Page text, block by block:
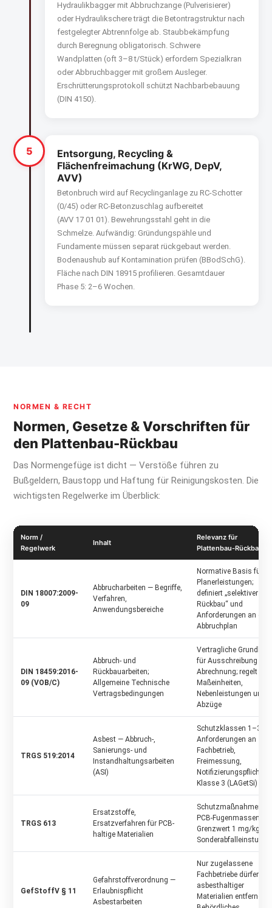
Hydraulikbagger mit Abbruchzange (Pulverisierer)
oder Hydraulikschere trägt die Betontragstruktur nach
festgelegter Abtrennfolge ab. Staubbekämpfung
durch Beregnung obligatorisch. Schwere
Wandplatten (oft 3–8 t/Stück) erfordern Spezialkran
oder Abbruchbagger mit großem Ausleger.
Erschrütterungsprotokoll schützt Nachbarbebauung
(DIN 4150).
5
Entsorgung, Recycling &
Flächenfreimachung (KrWG, DepV,
AVV)
Betonbruch wird auf Recyclinganlage zu RC-Schotter
(0/45) oder RC-Beton­zuschlag aufbereitet
(AVV 17 01 01). Bewehrungsstahl geht in die
Schmelze. Aufwändig: Gründungspähle und
Fundamente müssen separat rückgebaut werden.
Bodenaushub auf Kontamination prüfen (BBodSchG).
Fläche nach DIN 18915 profilieren. Gesamtdauer
Phase 5: 2–6 Wochen.
NORMEN & RECHT
Normen, Gesetze & Vorschriften für
den Plattenbau-Rückbau
Das Normengefüge ist dicht — Verstöße führen zu
Bußgeldern, Baustopp und Haftung für Reinigungs­kosten. Die
wichtigsten Regelwerke im Überblick:
Norm /
Regelwerk
Inhalt
Relevanz für
Plattenbau-Rückbau
DIN 18007:2009-
09
Abbrucharbeiten — Begriffe,
Verfahren,
Anwendungsbereiche
Normative Basis für
Planerleistungen;
definiert „selektiver
Rückbau“ und
Anforderungen an den
Abbruchplan
DIN 18459:2016-
09 (VOB/C)
Abbruch- und
Rückbauarbeiten;
Allgemeine Technische
Vertragsbedingungen
Vertragliche Grundlage
für Ausschreibung und
Abrechnung; regelt
Maßeinheiten,
Nebenleistungen und
Abzüge
TRGS 519:2014
Asbest — Abbruch-,
Sanierungs- und
Instandhaltungsarbeiten
(ASI)
Schutzklassen 1–3,
Anforderungen an
Fachbetrieb,
Freimessung,
Notifizierungspflicht
Klasse 3 (LAGetSi)
TRGS 613
Ersatzstoffe,
Ersatzverfahren für PCB-
haltige Materialien
Schutzmaßnahmen
PCB-Fugenmassen;
Grenzwert 1 mg/kg für
GefStoffV § 11
Gefahrstoffverordnung —
Erlaubnispflicht
Asbestarbeiten
Nur zugelassene
Fachbetriebe dürfen
asbesthaltiger
Materialien entfernen;